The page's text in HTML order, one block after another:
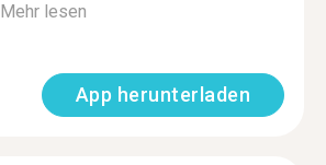
Mehr lesen
App herunterladen